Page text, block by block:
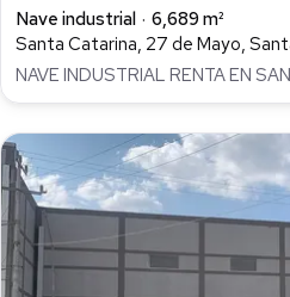
Nave industrial
6,689 m²
Santa Catarina, 27 de Mayo,
NAVE INDUSTRIAL RENTA EN